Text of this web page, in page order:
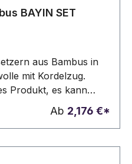
BAYIN SET
aus Bambus in
mit Kordelzug.
Produkt, es kann
in Farbe,
Ab 2,176 €*